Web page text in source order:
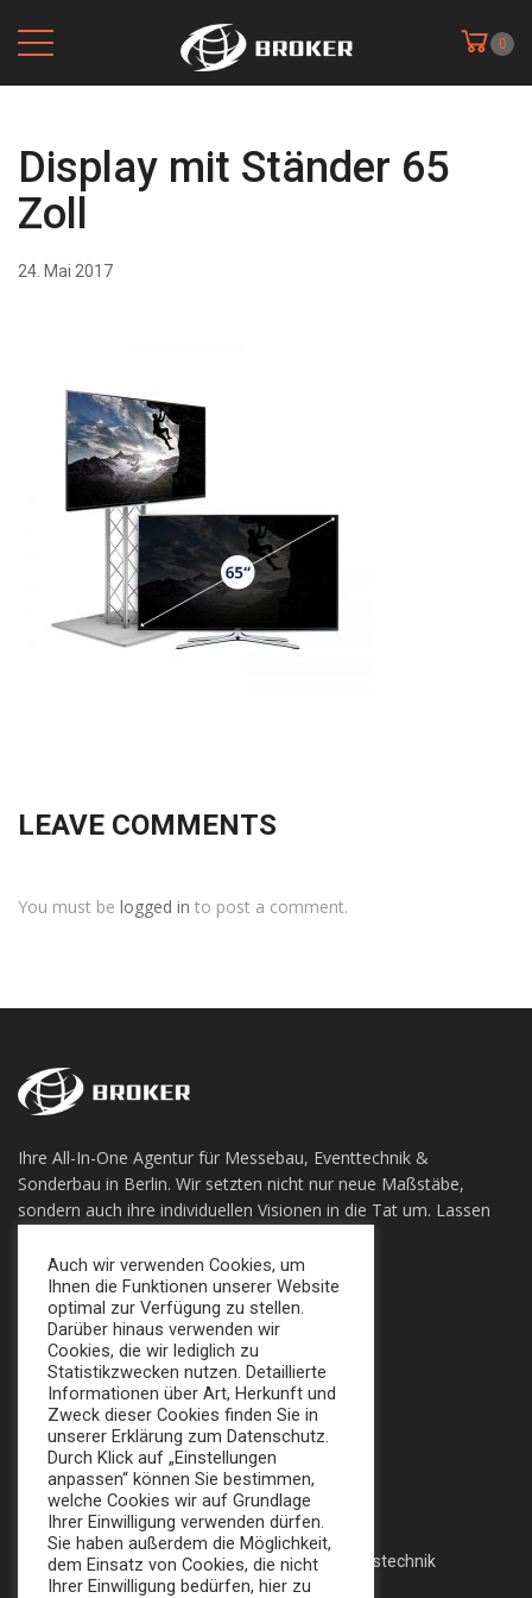
0
Display mit Ständer 65
Zoll
24. Mai 2017
LEAVE COMMENTS
You must be logged in to post a comment.
Ihre All-In-One Agentur für Messebau, Eventtechnik &
Sonderbau in Berlin. Wir setzten nicht nur neue Maßstäbe,
sondern auch ihre individuellen Visionen in die Tat um. Lassen
+49 (0) 30 924 0 95 97
Apollofalterallee 98, 12683 Berlin
info@broker-gmbh.de
INFORMATIONEN
Impressum
Datenschutz
AGB
MENÜ
Home
Messe
Veranstaltungstechnik
Auch wir verwenden Cookies, um
Ihnen die Funktionen unserer Website
optimal zur Verfügung zu stellen.
Darüber hinaus verwenden wir
Cookies, die wir lediglich zu
Statistikzwecken nutzen. Detaillierte
Informationen über Art, Herkunft und
Zweck dieser Cookies finden Sie in
unserer Erklärung zum Datenschutz.
Durch Klick auf „Einstellungen
anpassen“ können Sie bestimmen,
welche Cookies wir auf Grundlage
Ihrer Einwilligung verwenden dürfen.
Sie haben außerdem die Möglichkeit,
dem Einsatz von Cookies, die nicht
Ihrer Einwilligung bedürfen, hier zu